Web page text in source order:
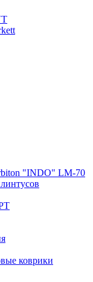
"INDO" LM-70
коврики